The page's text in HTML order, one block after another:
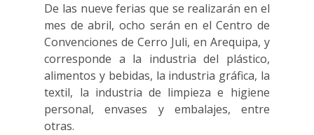
De las nueve ferias que se realizarán en el
mes de abril, ocho serán en el Centro de
Convenciones de Cerro Juli, en Arequipa, y
corresponde a la industria del plástico,
alimentos y bebidas, la industria gráfica, la
textil, la industria de limpieza e higiene
personal, envases y embalajes, entre
otras.